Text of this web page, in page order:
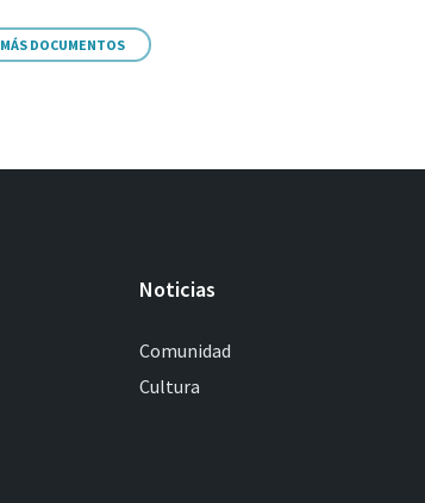
MÁS DOCUMENTOS
Noticias
Comunidad
Cultura